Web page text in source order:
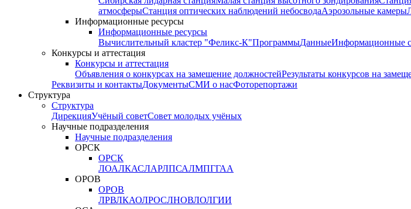
атмосферыСтанция оптических наблюдений небосводаАэрозольные камеры
Информационные ресурсы
Информационные ресурсы
Вычислительный кластер "Феликс-К"ПрограммыДанныеИнформационные
Конкурсы и аттестация
Конкурсы и аттестация
Объявления о конкурсах на замещение должностейРезультаты конкурсов на
Реквизиты и контактыДокументыСМИ о насФоторепортажи
Структура
Структура
ДирекцияУчёный советСовет молодых учёных
Научные подразделения
Научные подразделения
ОРСК
ОРСК
ЛОАЛКАСЛАРЛПСАЛМПГГАА
ОРОВ
ОРОВ
ЛРВЛКАОЛРОСЛНОВЛОЛГИИ